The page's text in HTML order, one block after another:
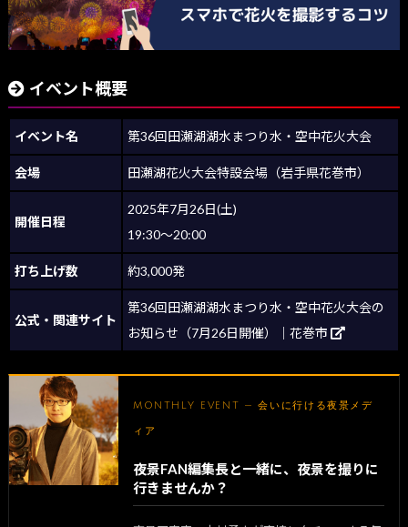
イベント概要
イベント名 第36回田瀬湖湖水まつり水・空中花火大会
会場 田瀬湖花火大会特設会場（岩手県花巻市）
開催日程
2025年7月26日(土)
19:30～20:00
打ち上げ数 約3,000発
公式・関連サイト
第36回田瀬湖湖水まつり水・空中花火大会の
お知らせ（7月26日開催）｜花巻市
MONTHLY EVENT — 会いに行ける夜景メデ
ィア
夜景FAN編集長と一緒に、夜景を撮りに
行きませんか？